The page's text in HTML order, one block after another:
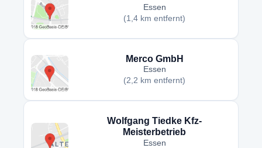
Essen
(1,4 km entfernt)
Merco GmbH
Essen
(2,2 km entfernt)
Wolfgang Tiedke Kfz-
Meisterbetrieb
Essen